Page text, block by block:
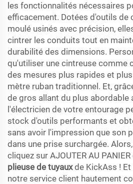
les fonctionnalités nécessaires
efficacement. Dotées d'outils de
moulé usinés avec précision,
cintrer les conduits tout en
durabilité des dimensions.
qu'utiliser une cintreuse comme
des mesures plus rapides et
mètre ruban traditionnel. Et,
de gros allant du plus abordable
l'électricien de votre entourage
stock d'outils performants et
sans avoir l'impression que son
dans une prise surchargée.
cliquez sur AJOUTER AU
plieuse de tuyauxde KickAss !
notre service client hautement